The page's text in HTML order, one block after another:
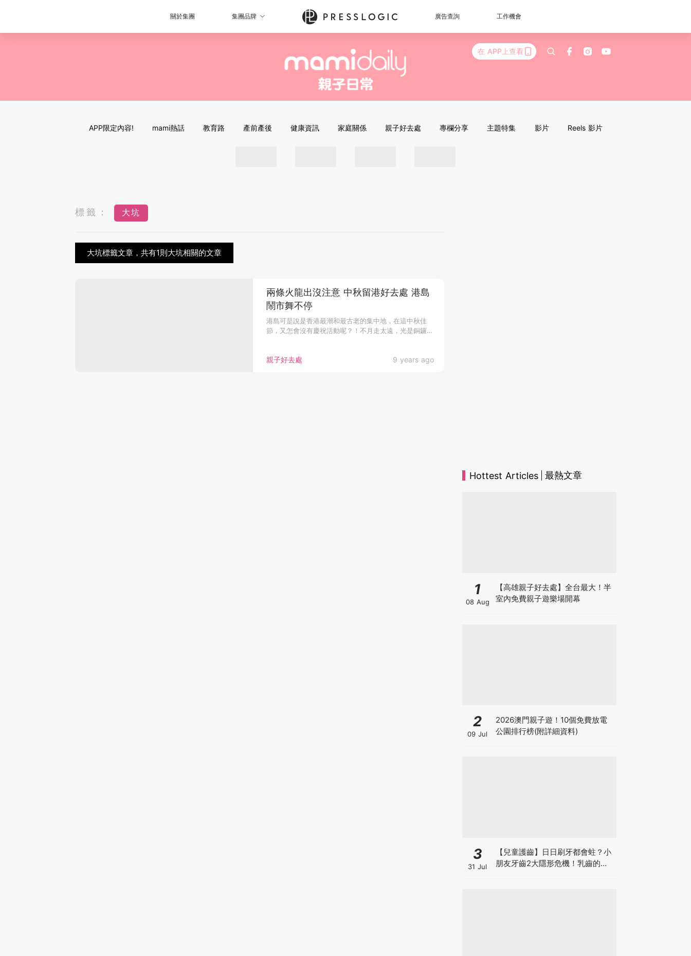
關於集團 集團品牌 廣告查詢 工作機會
在 APP上查看
APP限定內容! mami熱話 教育路 產前產後 健康資訊 家庭關係 親子好去處 專欄分享 主題特集 影片 Reels 影片
標籤： 大坑
大坑標籤文章，共有1則大坑相關的文章
親子好去處 9 years ago
兩條火龍出沒注意 中秋留港好去處 港島
鬧市舞不停
港島可是說是香港最潮和最古老的集中地，在這中秋佳
節，又怎會沒有慶祝活動呢？！不月走太遠，光是銅鑼灣
Hottest Articles 最熱文章
1
08 Aug
【高雄親子好去處】全台最大！半
室內免費親子遊樂場開幕
2
09 Jul
2026澳門親子遊！10個免費放電
公園排行榜(附詳細資料)
3
31 Jul
【兒童護齒】日日刷牙都會蛀？小
朋友牙齒2大隱形危機！乳齒的琺